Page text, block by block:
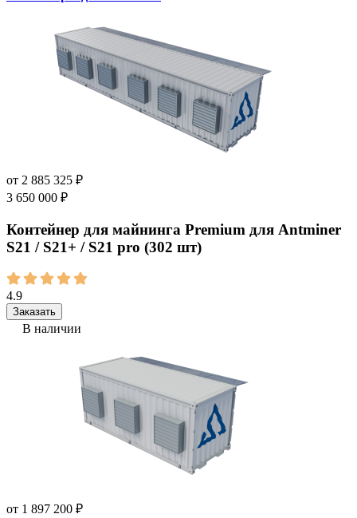
от 2 885 325 ₽
3 650 000 ₽
Контейнер для майнинга Premium для Antminer
S21 / S21+ / S21 pro (302 шт)
4.9
Заказать
В наличии
от 1 897 200 ₽